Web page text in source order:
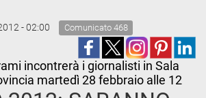
- 02:00 Comunicato 468
incontrerà i giornalisti in Sala
martedì 28 febbraio alle 12